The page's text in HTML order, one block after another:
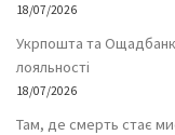
18/07/2026
Укрпошта та
лояльності
18/07/2026
Там, де смерть стає